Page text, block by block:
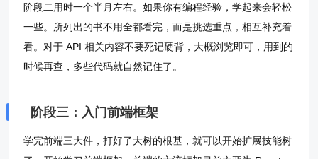
阶段二用时一个半月左右。如果你有编程经验，学起来会轻松
一些。所列出的书不用全都看完，而是挑选重点，相互补充着
看。对于 API 相关内容不要死记硬背，大概浏览即可，用到的
时候再查，多些代码就自然记住了。
阶段三：入门前端框架
学完前端三大件，打好了大树的根基，就可以开始扩展技能树